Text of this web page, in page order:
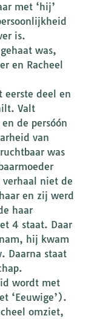
met ‘hij’
is.
was,
en Racheel
eerste deel en
Valt
de persóón
van
was
niet de
en zij werd
haar
4 staat. Daar
hij kwam
Daarna staat
wordt met
‘Eeuwige’).
omziet,